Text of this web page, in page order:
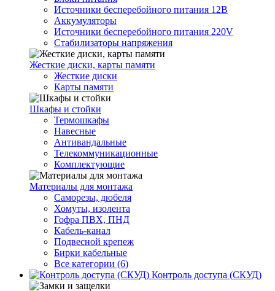
Источники бесперебойного питания 12В
Аккумуляторы
Источники бесперебойного питания 220V
Стабилизаторы напряжения
Жесткие диски, карты памяти
Жесткие диски
Карты памяти
Шкафы и стойки
Термошкафы
Навесные
Антивандальные
Телекоммуникационные
Комплектующие
Материалы для монтажа
Саморезы, дюбеля
Хомуты, изолента
Гофра ПВХ, ПНД
Кабель-канал
Подвесной крепеж
Бирки кабельные
Все категории (6)
Контроль доступа (СКУД)